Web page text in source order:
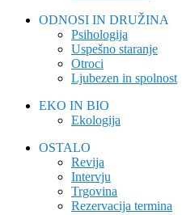
ODNOSI IN DRUŽINA
Psihologija
Uspešno staranje
Otroci
Ljubezen in spolnost
EKO IN BIO
Ekologija
OSTALO
Revija
Intervju
Trgovina
Rezervacija termina